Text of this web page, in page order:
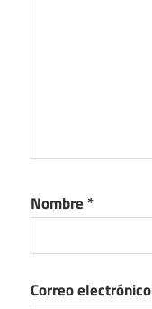
Nombre *
Correo electrónico